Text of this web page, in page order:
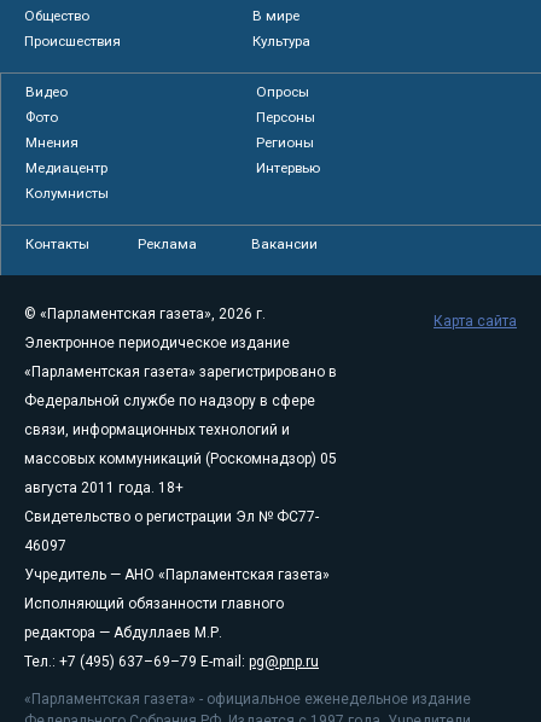
Общество
В мире
Происшествия
Культура
Видео
Опросы
Фото
Персоны
Мнения
Регионы
Медиацентр
Интервью
Колумнисты
Контакты Реклама Вакансии
© «Парламентская газета», 2026 г.
Электронное периодическое издание
«Парламентская газета» зарегистрировано в
Федеральной службе по надзору в сфере
связи, информационных технологий и
массовых коммуникаций (Роскомнадзор) 05
августа 2011 года. 18+
Свидетельство о регистрации Эл № ФС77-
46097
Учредитель — АНО «Парламентская газета»
Исполняющий обязанности главного
редактора — Абдуллаев М.Р.
Тел.: +7 (495) 637–69–79 E-mail: pg@pnp.ru
«Парламентская газета» - официальное еженедельное издание
Карта сайта